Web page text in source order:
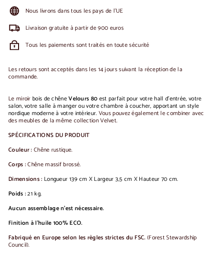
Nous livrons dans tous les pays de l'UE
Livraison gratuite à partir de 900 euros
Tous les paiements sont traités en toute sécurité
Les retours sont acceptés dans les 14 jours suivant la réception de la
commande.
Le miroir bois de chêneVelours 80 est parfaitpour votre hall d'entrée, votre
salon, votre salle à manger ou votre chambre à coucher, apportant un style
nordique moderne à votre intérieur. Vous pouvez également le combineravec
des meubles de la même collection Velvet.
SPÉCIFICATIONS DU PRODUIT
Couleur : Chêne rustique.
Corps :Chêne massif brossé.
Dimensions : Longueur 139 cm X Largeur 3,5 cm X Hauteur 70 cm.
Poids :21 kg.
Aucun assemblage n'est nécessaire.
Finition à l'huile 100% ECO.
Fabriqué en Europe selon les règles strictes du FSC. (Forest Stewardship
Council).